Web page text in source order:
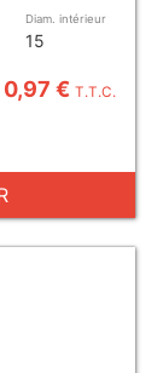
Diam. intérieur
15
0,97 €T.T.C.